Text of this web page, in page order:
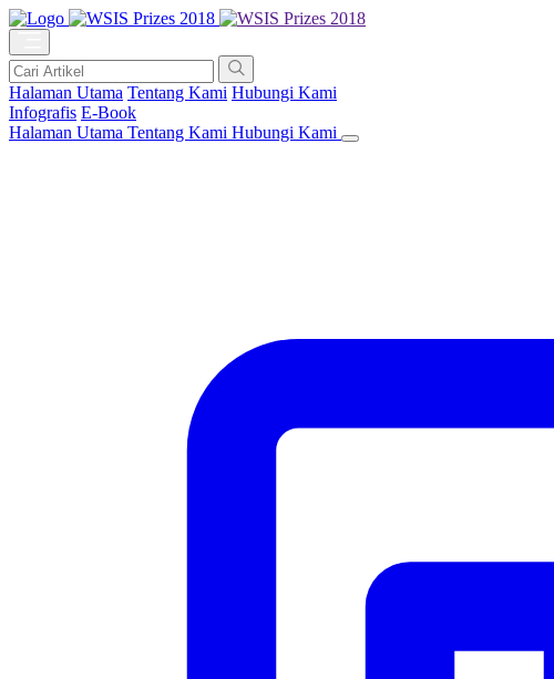
Halaman Utama Tentang Kami Hubungi Kami
Infografis E-Book
Halaman Utama Tentang Kami Hubungi Kami